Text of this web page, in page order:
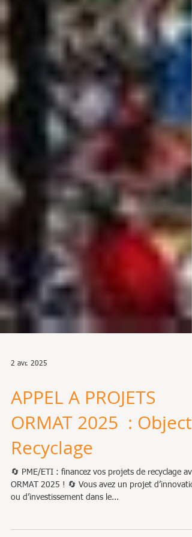
APPEL A PROJETS
ORMAT 2025 : Objectif
Recyclage
ORMAT 2025 ! 🔄 Vous avez un projet d’innovation